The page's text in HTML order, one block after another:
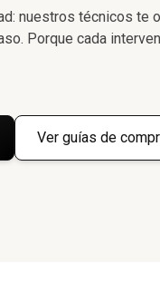
nuestros técnicos te
Porque cada
Ver guías de